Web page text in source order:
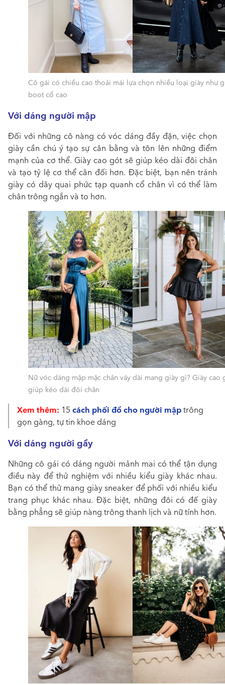
Cô gái có chiều cao thoải mái lựa chọn nhiều loại giày như
boot cổ cao
Với dáng người mập
Đối với những cô nàng có vóc dáng đầy đặn, việc chọn
giày cần chú ý tạo sự cân bằng và tôn lên những điểm
mạnh của cơ thể. Giày cao gót sẽ giúp kéo dài đôi chân
và tạo tỷ lệ cơ thể cân đối hơn. Đặc biệt, bạn nên tránh
giày có dây quai phức tạp quanh cổ chân vì có thể làm
chân trông ngắn và to hơn.
Nữ vóc dáng mập mặc chân váy dài mang giày gì? Giày cao
giúp kéo dài đôi chân
Xem thêm: 15 cách phối đồ cho người mậptrông
gọn gàng, tự tin khoe dáng
Với dáng người gầy
Những cô gái có dáng người mảnh mai có thể tận dụng
điều này để thử nghiệm với nhiều kiểu giày khác nhau.
Bạn có thể thử mang giày sneaker để phối với nhiều kiểu
trang phục khác nhau. Đặc biệt, những đôi có đế giày
bằng phẳng sẽ giúp nàng trông thanh lịch và nữ tính hơn.